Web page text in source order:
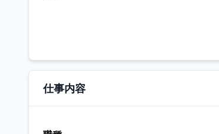
仕事内容